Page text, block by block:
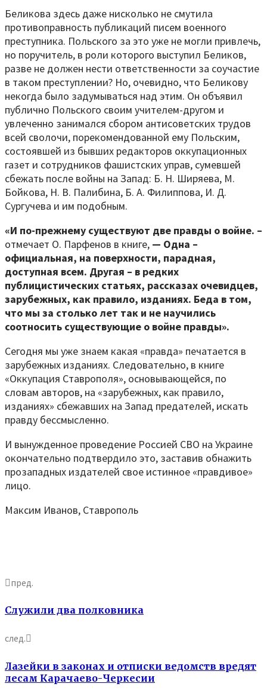
Беликова здесь даже нисколько не смутила
противоправность публикаций писем военного
преступника. Польского за это уже не могли привлечь,
но поручитель, в роли которого выступил Беликов,
разве не должен нести ответственности за соучастие
в таком преступлении? Но, очевидно, что Беликову
некогда было задумываться над этим. Он объявил
публично Польского своим учителем-другом и
увлеченно занимался сбором антисоветских трудов
всей сволочи, порекомендованной ему Польским,
состоявшей из бывших редакторов оккупационных
газет и сотрудников фашистских управ, сумевшей
сбежать после войны на Запад: Б. Н. Ширяева, М.
Бойкова, Н. В. Палибина, Б. А. Филиппова, И. Д.
Сургучева и им подобным.
«И по-прежнему существуют две правды о войне. –
отмечает О. Парфенов в книге, — Одна –
официальная, на поверхности, парадная,
доступная всем. Другая – в редких
публицистических статьях, рассказах очевидцев,
зарубежных, как правило, изданиях. Беда в том,
что мы за столько лет так и не научились
соотносить существующие о войне правды».
Сегодня мы уже знаем какая «правда» печатается в
зарубежных изданиях. Следовательно, в книге
«Оккупация Ставрополя», основывающейся, по
словам авторов, на «зарубежных, как правило,
изданиях» сбежавших на Запад предателей, искать
правду бессмысленно.
И вынужденное проведение Россией СВО на Украине
окончательно подтвердило это, заставив обнажить
прозападных издателей свое истинное «правдивое»
лицо.
Максим Иванов, Ставрополь
пред.
Служили два полковника
след.
Лазейки в законах и отписки ведомств вредят
лесам Карачаево-Черкесии